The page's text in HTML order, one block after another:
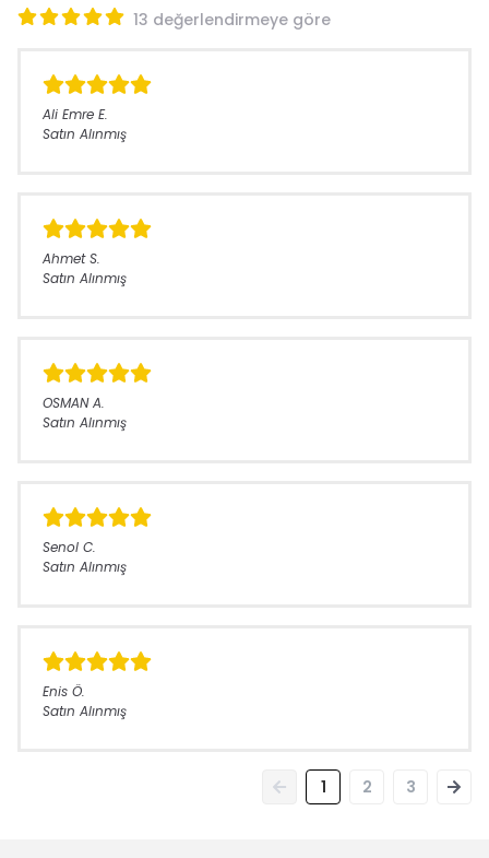
13 değerlendirmeye göre
Ali Emre E.
Satın Alınmış
Ahmet S.
Satın Alınmış
OSMAN A.
Satın Alınmış
Senol C.
Satın Alınmış
Enis Ö.
Satın Alınmış
1 2 3